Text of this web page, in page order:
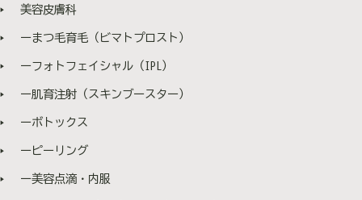
アラガン製のボトックスは韓国製のボトックスに比べ
素と聞くとびっくりするかもしれませんが、ボツリヌス
菌が感染するといった危険性はないのでご安心くださ
不自然になったり、まぶたが重く感じることがありま
調整し、自然な仕上がりになるようしていきますのでご
安心ください✨ 💰料金 1部位 ¥12,000 お痛みが
テープ 1枚￥330 麻酔クリー
美容皮膚科
ーまつ毛育毛（ビマトプロスト）
ーフォトフェイシャル（IPL）
ー肌育注射（スキンブースター）
ーボトックス
ーピーリング
ー美容点滴・内服